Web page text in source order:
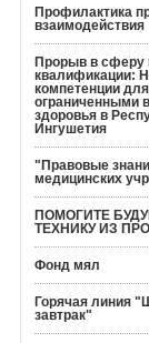
Профилактика
взаимодействия
Прорыв в сферу
квалификации:
компетенции
ограниченными
здоровья в
Ингушетия
"Правовые
медицинских
ПОМОГИТЕ
ТЕХНИКУ ИЗ
Фонд мял
Горячая линия
завтрак"